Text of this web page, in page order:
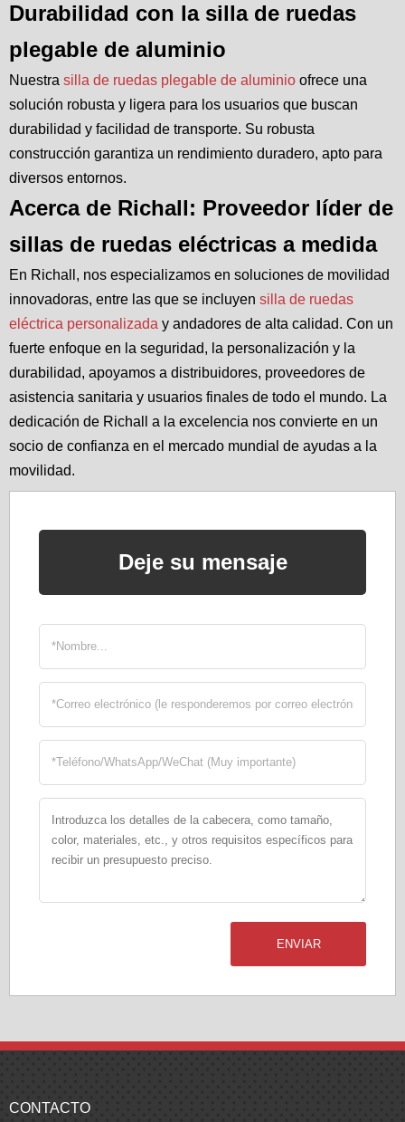
Durabilidad con la silla de ruedas
plegable de aluminio
Nuestra silla de ruedas plegable de aluminio ofrece una
solución robusta y ligera para los usuarios que buscan
durabilidad y facilidad de transporte. Su robusta
construcción garantiza un rendimiento duradero, apto para
diversos entornos.
Acerca de Richall: Proveedor líder de
sillas de ruedas eléctricas a medida
En Richall, nos especializamos en soluciones de movilidad
innovadoras, entre las que se incluyen silla de ruedas
eléctrica personalizada y andadores de alta calidad. Con un
fuerte enfoque en la seguridad, la personalización y la
durabilidad, apoyamos a distribuidores, proveedores de
asistencia sanitaria y usuarios finales de todo el mundo. La
dedicación de Richall a la excelencia nos convierte en un
socio de confianza en el mercado mundial de ayudas a la
movilidad.
Deje su mensaje
ENVIAR
CONTACTO